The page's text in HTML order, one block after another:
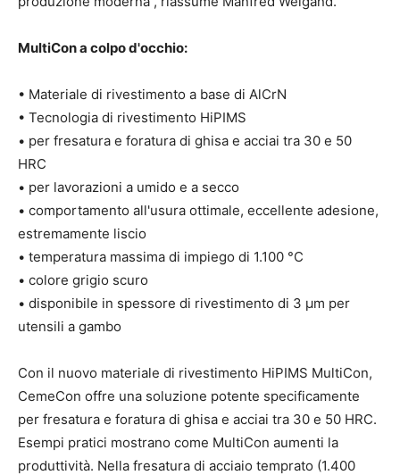
MultiCon a colpo d'occhio:
• Materiale di rivestimento a base di AlCrN
• Tecnologia di rivestimento HiPIMS
• per fresatura e foratura di ghisa e acciai tra 30 e 50
HRC
• per lavorazioni a umido e a secco
• comportamento all'usura ottimale, eccellente adesione,
estremamente liscio
• temperatura massima di impiego di 1.100 °C
• colore grigio scuro
• disponibile in spessore di rivestimento di 3 µm per
utensili a gambo
Con il nuovo materiale di rivestimento HiPIMS MultiCon,
CemeCon offre una soluzione potente specificamente
per fresatura e foratura di ghisa e acciai tra 30 e 50 HRC.
Esempi pratici mostrano come MultiCon aumenti la
produttività. Nella fresatura di acciaio temprato (1.400